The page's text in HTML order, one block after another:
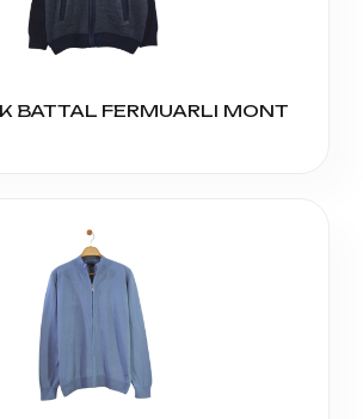
BATTAL FERMUARLI MONT